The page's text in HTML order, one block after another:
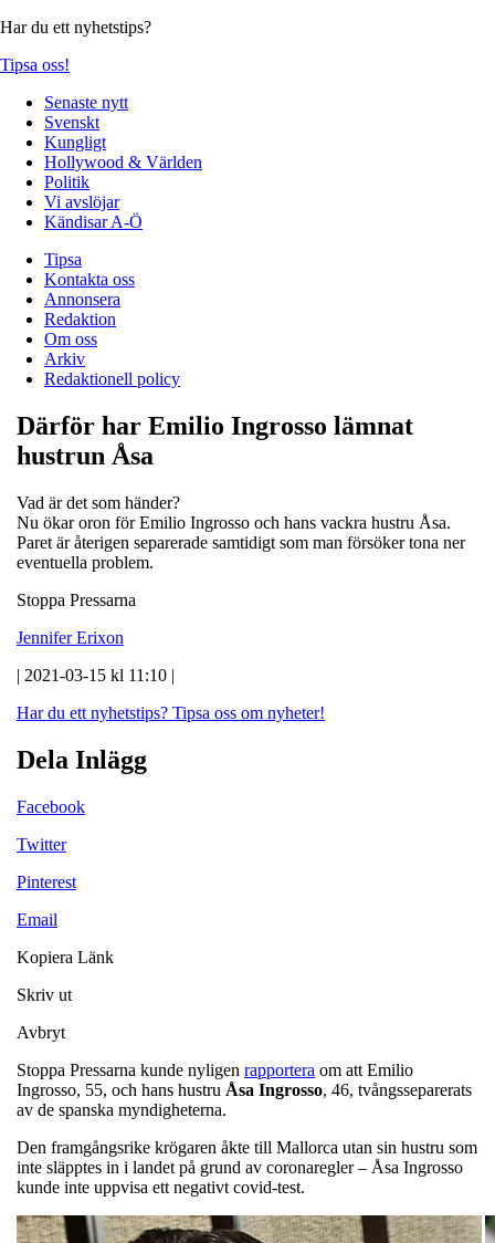
Har du ett nyhetstips?
Tipsa oss!
Senaste nytt
Svenskt
Kungligt
Hollywood & Världen
Politik
Vi avslöjar
Kändisar A-Ö
Tipsa
Kontakta oss
Annonsera
Redaktion
Om oss
Arkiv
Redaktionell policy
Därför har Emilio Ingrosso lämnat
hustrun Åsa
Vad är det som händer?
Nu ökar oron för Emilio Ingrosso och hans vackra hustru Åsa.
Paret är återigen separerade samtidigt som man försöker tona ner
eventuella problem.
Stoppa Pressarna
Jennifer Erixon
| 2021-03-15 kl 11:10 |
Har du ett nyhetstips? Tipsa oss om nyheter!
Dela Inlägg
Facebook
Twitter
Pinterest
Email
Kopiera Länk
Skriv ut
Avbryt
Stoppa Pressarna kunde nyligen rapportera om att Emilio
Ingrosso, 55, och hans hustru Åsa Ingrosso, 46, tvångsseparerats
av de spanska myndigheterna.
Den framgångsrike krögaren åkte till Mallorca utan sin hustru som
inte släpptes in i landet på grund av coronaregler – Åsa Ingrosso
kunde inte uppvisa ett negativt covid-test.